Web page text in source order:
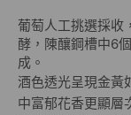
葡萄人工挑選採收
酵，陳釀鋼槽中6
成。
酒色透光呈現金黃
中富郁花香更顯層